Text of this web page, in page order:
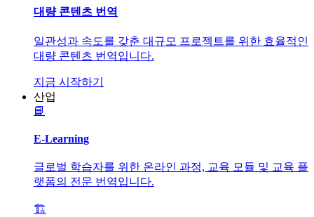
대량 콘텐츠 번역
일관성과 속도를 갖춘 대규모 프로젝트를 위한 효율적인
대량 콘텐츠 번역입니다.
지금 시작하기
산업
📘
E-Learning
글로벌 학습자를 위한 온라인 과정, 교육 모듈 및 교육 플
랫폼의 전문 번역입니다.
🏗️